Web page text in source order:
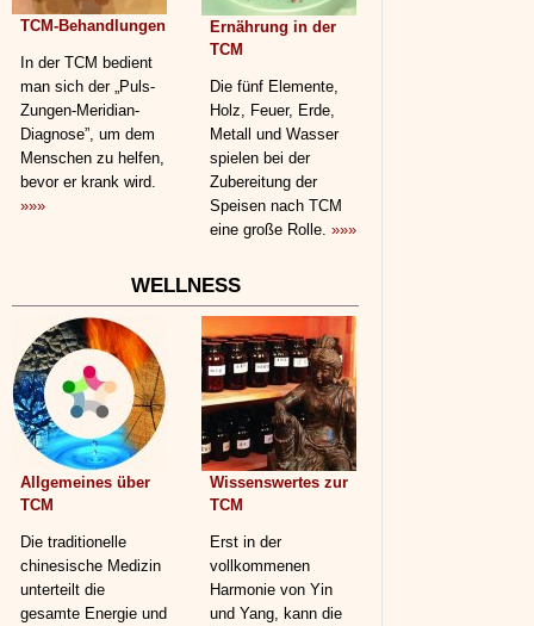
TCM-Behandlungen
In der TCM bedient
man sich der „Puls-
Zungen-Meridian-
Diagnose”, um dem
Menschen zu helfen,
bevor er krank wird.
»»»
Ernährung in der
TCM
Die fünf Elemente,
Holz, Feuer, Erde,
Metall und Wasser
spielen bei der
Zubereitung der
Speisen nach TCM
eine große Rolle. »»»
WELLNESS
Allgemeines über
TCM
Die traditionelle
chinesische Medizin
unterteilt die
gesamte Energie und
Wissenswertes zur
TCM
Erst in der
vollkommenen
Harmonie von Yin
und Yang, kann die